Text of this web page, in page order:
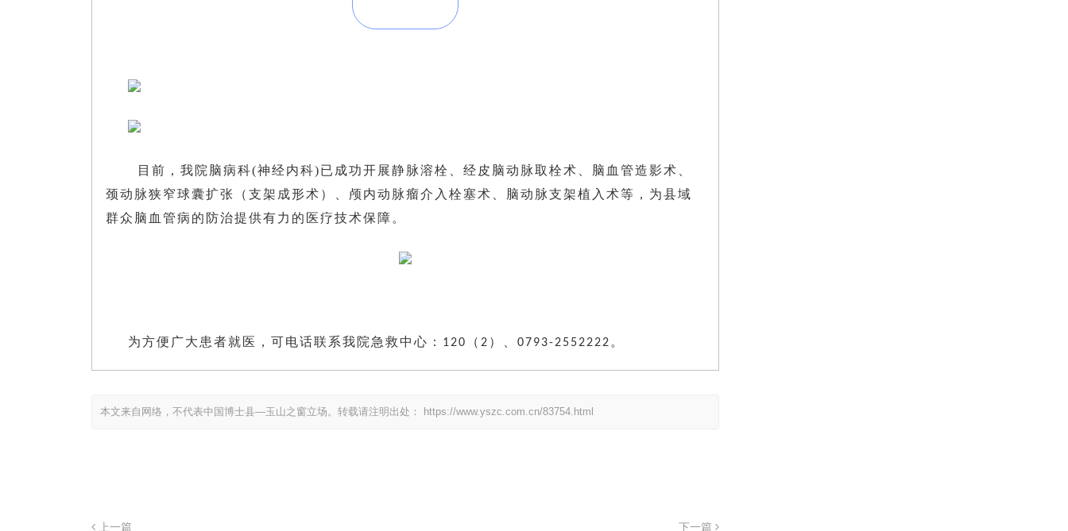
目前，我院脑病科(神经内科)已成功开展静脉溶栓、经皮脑动脉取栓术、脑血管造影术、
颈动脉狭窄球囊扩张（支架成形术）、颅内动脉瘤介入栓塞术、脑动脉支架植入术等，为县域
群众脑血管病的防治提供有力的医疗技术保障。
为方便广大患者就医，可电话联系我院急救中心： 120 （ 2 ）、 0793-2552222 。
本文来自网络，不代表中国博士县—玉山之窗立场。转载请注明出处： https://www.yszc.com.cn/83754.html
上一篇 下一篇